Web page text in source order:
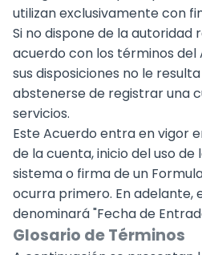
utilizan exclusivamente con
Si no dispone de la autoridad
acuerdo con los términos del
sus disposiciones no le
abstenerse de registrar una
servicios.
Este Acuerdo entra en vigor
de la cuenta, inicio del uso de
sistema o firma de un
ocurra primero. En adelante,
denominará "Fecha de
Glosario de Términos